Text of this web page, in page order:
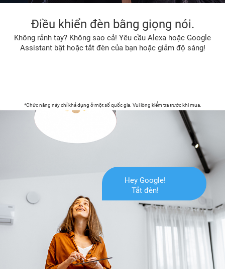
Điều khiển đèn bằng giọng nói.
Không rảnh tay? Không sao cả! Yêu cầu Alexa hoặc Google
Assistant bật hoặc tắt đèn của bạn hoặc giảm độ sáng!
*Chức năng này chỉ khả dụng ở một số quốc gia. Vui lòng kiểm tra trước khi mua.
Hey Google!
Tắt đèn!